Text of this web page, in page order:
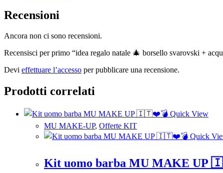
Recensioni
Ancora non ci sono recensioni.
Recensisci per primo “idea regalo natale 🎄 borsello svarovski +
Devi effettuare l’accesso per pubblicare una recensione.
Prodotti correlati
Quick View
MU MAKE-UP, Offerte KIT
Quick
Kit uomo barba MU MAKE UP